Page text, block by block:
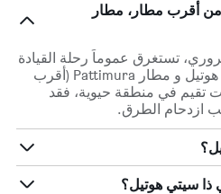
أقرب مطار، مطار
تستغرق عموماً رحلة القيادة
لمسافة 17.8 كم بين ذا سيتي هوتيل و مطار Pattimura (أقرب
0س 13د. إذا كنت تقيم في منطقة حيوية، فقد
ازدحام الطرق.
ذا سيتي هوتيل؟